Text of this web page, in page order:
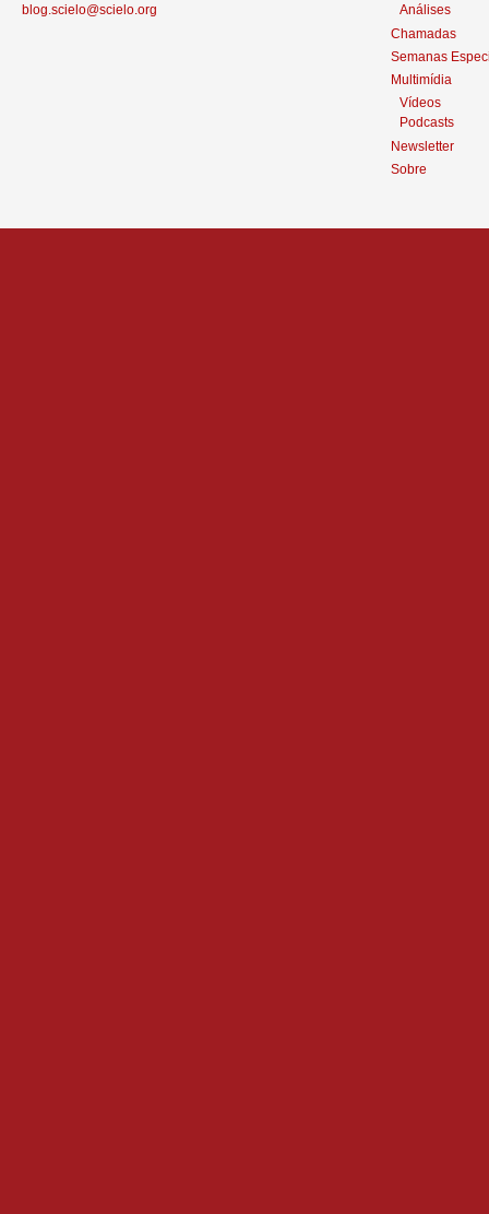
blog.scielo@scielo.org
Análises
Chamadas
Semanas
Multimídia
Vídeos
Podcasts
Newsletter
Sobre